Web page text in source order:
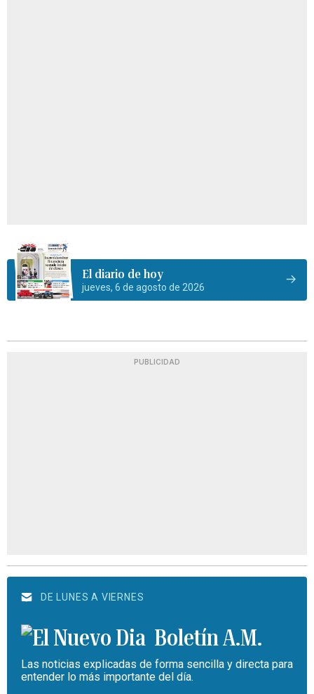
El diario de hoy
jueves, 6 de agosto de 2026
PUBLICIDAD
DE LUNES A VIERNES
Boletín A.M.
Las noticias explicadas de forma sencilla y directa para
entender lo más importante del día.